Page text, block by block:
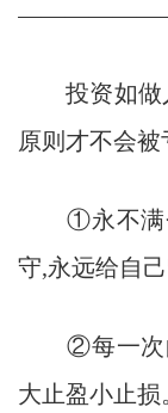
投资如做人
原则才不会被
①永不满仓
守,永远给自己
②每一次的
大止盈小止损